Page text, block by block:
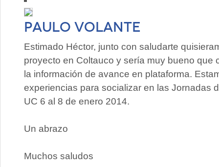
Paulo Volante
Estimado Héctor, junto con saludarte
proyecto en Coltauco y sería muy bueno que
la información de avance en plataforma.
experiencias para socializar en las Jornadas
UC 6 al 8 de enero 2014.
Un abrazo
Muchos saludos